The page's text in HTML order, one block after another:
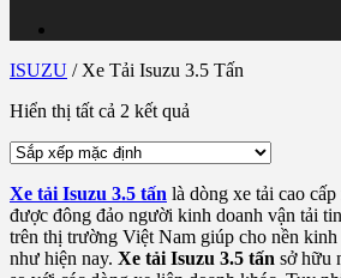
ISUZU / Xe Tải Isuzu 3.5 Tấn
Hiển thị tất cả 2 kết quả
Xe tải Isuzu 3.5 tấn là dòng xe tải cao
được đông đảo người kinh doanh vận tải
trên thị trường Việt Nam giúp cho nền kinh
như hiện nay. Xe tải Isuzu 3.5 tấn sở hữu